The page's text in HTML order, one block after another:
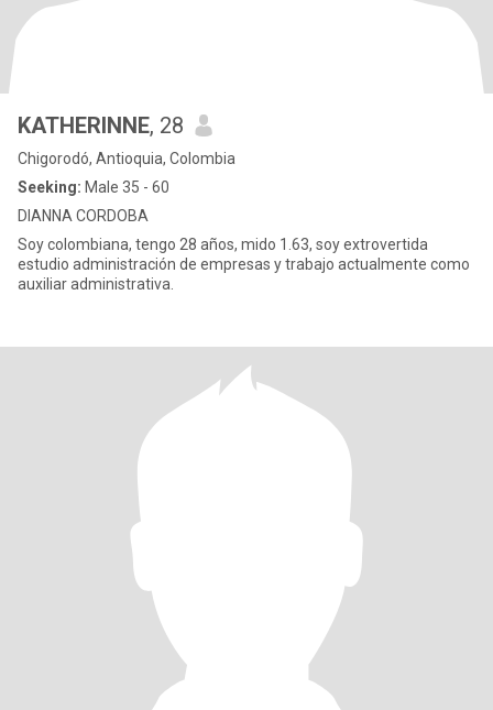
KATHERINNE, 28
Chigorodó, Antioquia, Colombia
Seeking: Male 35 - 60
DIANNA CORDOBA
Soy colombiana, tengo 28 años, mido 1.63, soy extrovertida
estudio administración de empresas y trabajo actualmente como
auxiliar administrativa.